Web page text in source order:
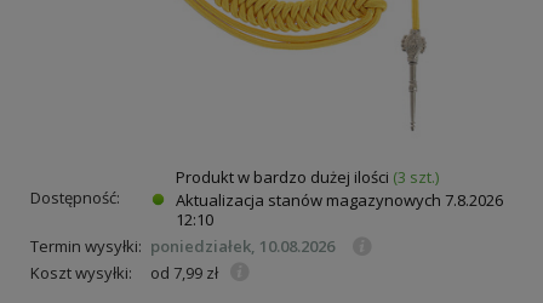
Dostępność:
Produkt w bardzo dużej ilości (3 szt.)
Aktualizacja stanów magazynowych 7.8.2026
12:10
Termin wysyłki: poniedziałek, 10.08.2026
Koszt wysyłki:
od 7,99 zł